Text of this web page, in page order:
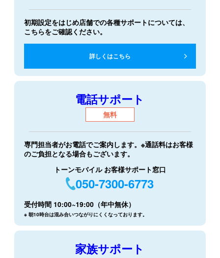
初期設定をはじめ店舗での各種サポートについては、
こちらをご確認ください。
詳しくはこちら
電話サポート
無料
専門担当者がお電話でご案内します。※通話料はお客様
のご負担となる場合もございます。
トーンモバイル お客様サポート窓口
050-7300-6773
受付時間 10:00~19:00（年中無休）
※ 朝10時台は混み合いつながりにくくなっております。
家族サポート